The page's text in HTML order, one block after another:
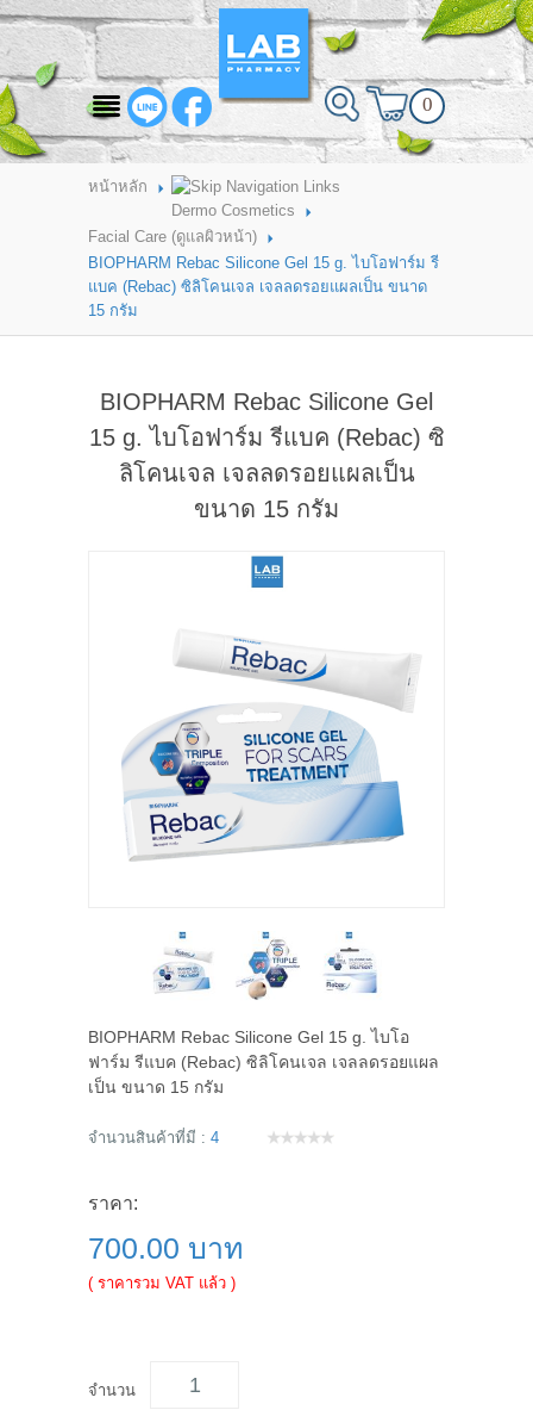
สินค้าที่สนใจ
HOME
ABOUT LAB PHARMACY
PRODUCT
BRANDS
HOW TO ORDER
แจ้งชำระเงิน
CONTACT US
0
หน้าหลัก
Dermo Cosmetics
Facial Care (ดูแลผิวหน้า)
BIOPHARM Rebac Silicone Gel 15 g. ไบโอฟาร์ม รี
แบค (Rebac) ซิลิโคนเจล เจลลดรอยแผลเป็น ขนาด
15 กรัม
BIOPHARM Rebac Silicone Gel
15 g. ไบโอฟาร์ม รีแบค (Rebac) ซิ
ลิโคนเจล เจลลดรอยแผลเป็น
ขนาด 15 กรัม
BIOPHARM Rebac Silicone Gel 15 g. ไบโอ
ฟาร์ม รีแบค (Rebac) ซิลิโคนเจล เจลลดรอยแผล
เป็น ขนาด 15 กรัม
จำนวนสินค้าที่มี : 4
ราคา:
700.00 บาท
( ราคารวม VAT แล้ว )
จำนวน